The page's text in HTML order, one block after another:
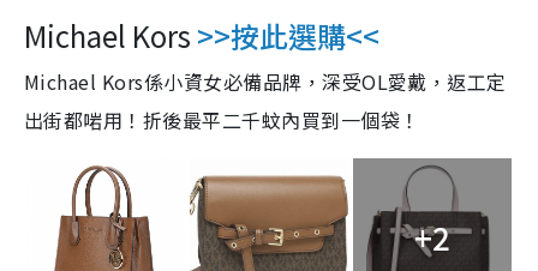
Michael Kors >>按此選購<<
Michael Kors係小資女必備品牌，深受OL愛戴，返工定
出街都啱用！折後最平二千蚊內買到一個袋！
+2